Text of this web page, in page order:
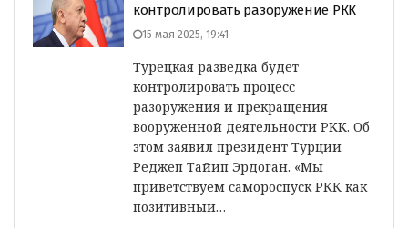
контролировать разоружение РКК
15 мая 2025, 19:41
Турецкая разведка будет
контролировать процесс
разоружения и прекращения
вооруженной деятельности PKK. Об
этом заявил президент Турции
Реджеп Тайип Эрдоган. «Мы
приветствуем самороспуск РКК как
позитивный…